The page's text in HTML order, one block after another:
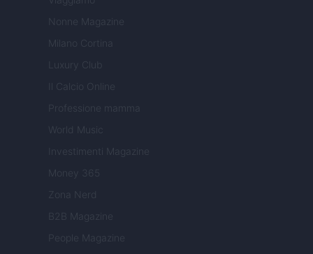
Nonne Magazine
Milano Cortina
Luxury Club
Il Calcio Online
Professione mamma
World Music
Investimenti Magazine
Money 365
Zona Nerd
B2B Magazine
People Magazine